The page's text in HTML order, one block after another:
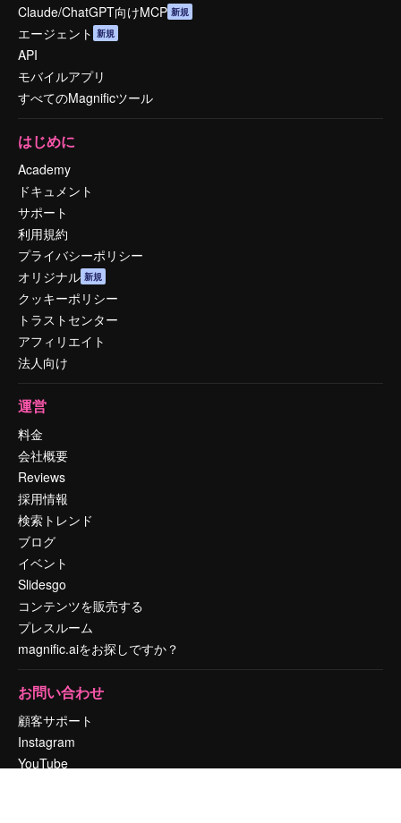
Claude/ChatGPT向けMCP 新規
エージェント 新規
API
モバイルアプリ
すべてのMagnificツール
はじめに
Academy
ドキュメント
サポート
利用規約
プライバシーポリシー
オリジナル 新規
クッキーポリシー
トラストセンター
アフィリエイト
法人向け
運営
料金
会社概要
Reviews
採用情報
検索トレンド
ブログ
イベント
Slidesgo
コンテンツを販売する
プレスルーム
magnific.aiをお探しですか？
お問い合わせ
顧客サポート
Instagram
YouTube